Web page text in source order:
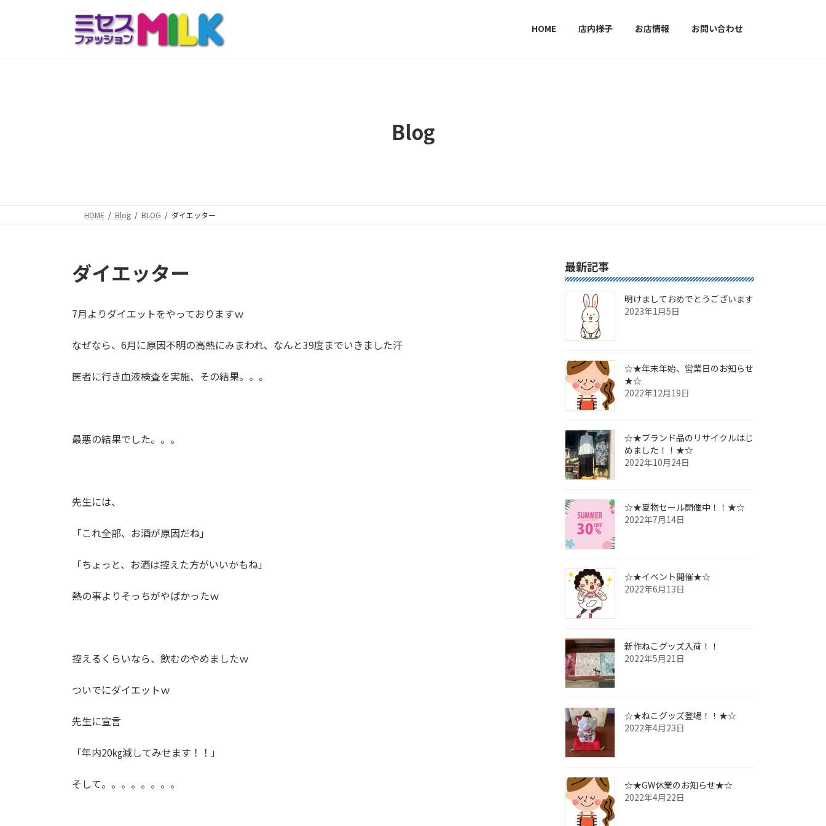
HOME 店内様子 お店情報 お問い合わせ
Blog
HOME Blog BLOG ダイエッター
ダイエッター
7月よりダイエットをやっておりますｗ
なぜなら、6月に原因不明の高熱にみまわれ、なんと39度までいきました汗
医者に行き血液検査を実施、その結果。。。
最悪の結果でした。。。
先生には、
「これ全部、お酒が原因だね」
「ちょっと、お酒は控えた方がいいかもね」
熱の事よりそっちがやばかったｗ
控えるくらいなら、飲むのやめましたｗ
ついでにダイエットｗ
先生に宣言
「年内20㎏減してみせます！！」
そして。。。。。。。。
最新記事
明けましておめでとうございます
2023年1月5日
☆★年末年始、営業日のお知らせ
★☆
2022年12月19日
☆★ブランド品のリサイクルはじ
めました！！★☆
2022年10月24日
☆★夏物セール開催中！！★☆
2022年7月14日
☆★イベント開催★☆
2022年6月13日
新作ねこグッズ入荷！！
2022年5月21日
☆★ねこグッズ登場！！★☆
2022年4月23日
☆★GW休業のお知らせ★☆
2022年4月22日